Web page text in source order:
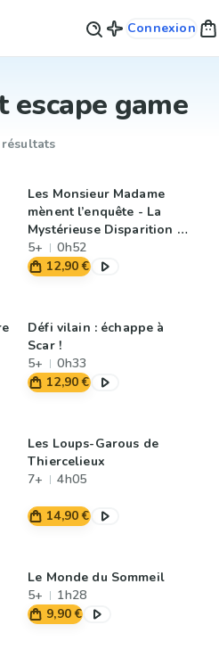
Connexion
escape game
résultats
Les Monsieur Madame
mènent l’enquête - La
Mystérieuse Disparition du
chapeau de Madame
Beauté
5+
0h52
12,90 €
Défi vilain : échappe à
Scar !
5+
0h33
12,90 €
Les Loups-Garous de
Thiercelieux
7+
4h05
14,90 €
Le Monde du Sommeil
5+
1h28
9,90 €